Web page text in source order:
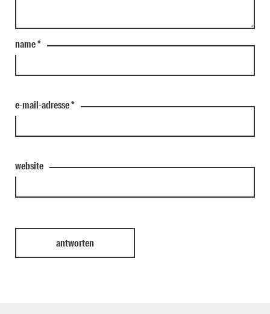
name*
e-mail-adresse*
website